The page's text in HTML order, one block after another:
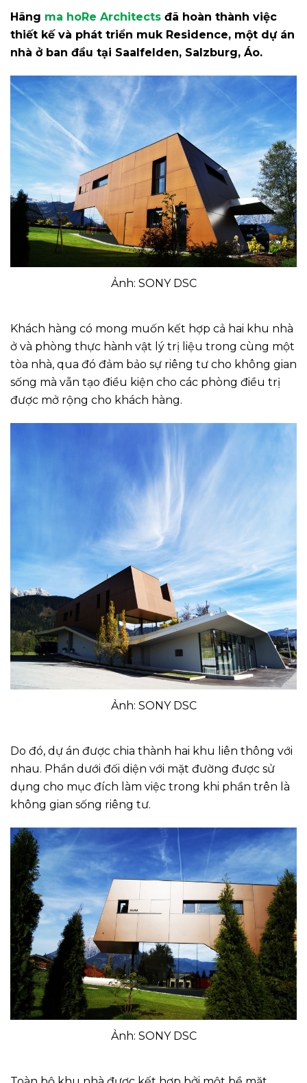
Hãng ma hoRe Architects đã hoàn thành việc
thiết kế và phát triển muk Residence, một dự án
nhà ở ban đầu tại Saalfelden, Salzburg, Áo.
Ảnh: SONY DSC
Khách hàng có mong muốn kết hợp cả hai khu nhà
ở và phòng thực hành vật lý trị liệu trong cùng một
tòa nhà, qua đó đảm bảo sự riêng tư cho không gian
sống mà vẫn tạo điều kiện cho các phòng điều trị
được mở rộng cho khách hàng.
Ảnh: SONY DSC
Do đó, dự án được chia thành hai khu liên thông với
nhau. Phần dưới đối diện với mặt đường được sử
dụng cho mục đích làm việc trong khi phần trên là
không gian sống riêng tư.
Ảnh: SONY DSC